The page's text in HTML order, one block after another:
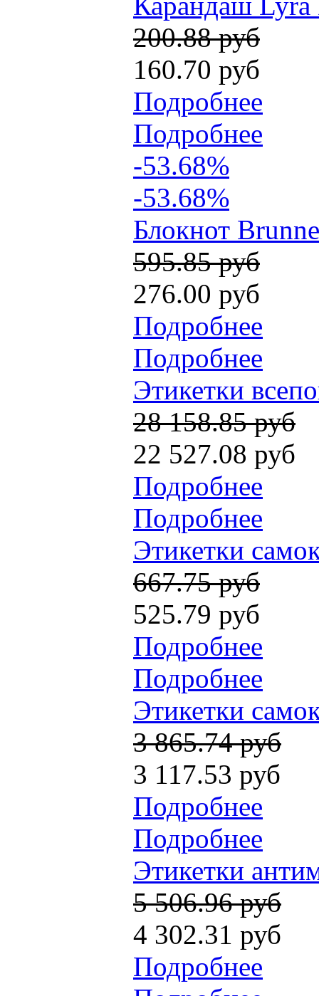
200.88 руб
160.70 руб
Подробнее
Подробнее
-53.68%
-53.68%
Блокнот
595.85 руб
276.00 руб
Подробнее
Подробнее
Этикетки
28 158.85 руб
22 527.08 руб
Подробнее
Подробнее
Этикетки
667.75 руб
525.79 руб
Подробнее
Подробнее
Этикетки
3 865.74 руб
3 117.53 руб
Подробнее
Подробнее
Этикетки
5 506.96 руб
4 302.31 руб
Подробнее